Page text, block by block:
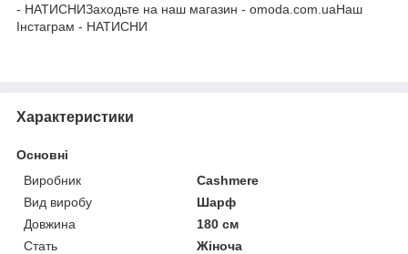
- НАТИСНИЗаходьте на наш магазин - omoda.com.uaНаш
Інстаграм - НАТИСНИ
Характеристики
Основні
Виробник
Cashmere
Вид виробу
Шарф
Довжина
180 см
Стать
Жіноча